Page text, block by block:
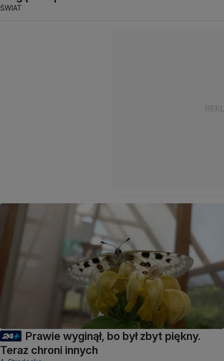
ŚWIAT
Prawie wyginął, bo był zbyt piękny.
Teraz chroni innych